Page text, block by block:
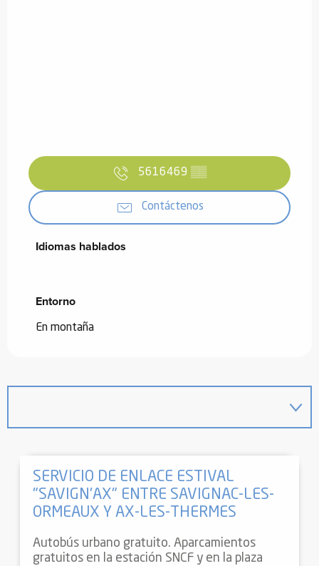
5616469 ▒▒
Contáctenos
Idiomas hablados
Idiomas hablados
Entorno
Entorno
En montaña
SERVICIO DE ENLACE ESTIVAL
"SAVIGN'AX" ENTRE SAVIGNAC-LES-
ORMEAUX Y AX-LES-THERMES
Autobús urbano gratuito. Aparcamientos
gratuitos en la estación SNCF y en la plaza